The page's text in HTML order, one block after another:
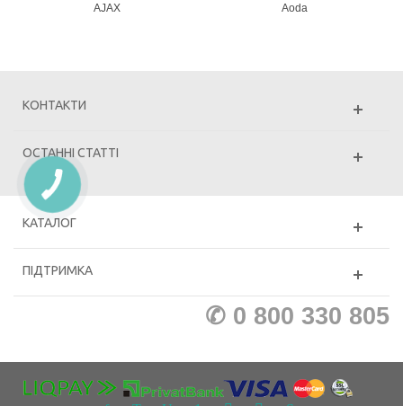
AJAX Aoda
КОНТАКТИ
ОСТАННІ СТАТТІ
КАТАЛОГ
ПІДТРИМКА
✆ 0 800 330 805